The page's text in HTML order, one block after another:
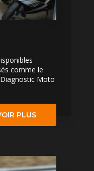
comme le
Moto
PLUS